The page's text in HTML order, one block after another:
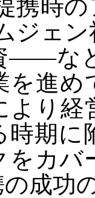
携時
ジェ
――な
を進
より
時期に
をカバ
成功